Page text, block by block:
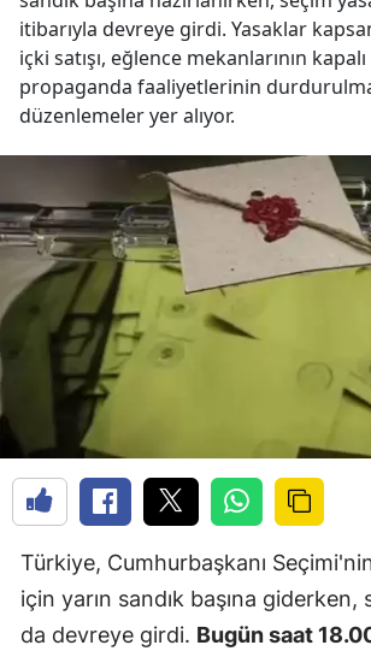
itibarıyla devreye girdi. Yasaklar
içki satışı, eğlence mekanlarının
propaganda faaliyetlerinin
düzenlemeler yer alıyor.
Türkiye, Cumhurbaşkanı
için yarın sandık başına giderken,
da devreye girdi. Bugün saat